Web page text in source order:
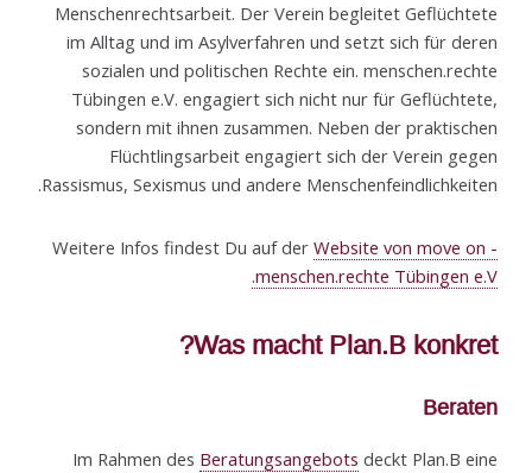
Menschenrechtsarbeit. Der Verein begleitet Geflüchtete
im Alltag und im Asylverfahren und setzt sich für deren
sozialen und politischen Rechte ein. menschen.rechte
Tübingen e.V. engagiert sich nicht nur für Geflüchtete,
sondern mit ihnen zusammen. Neben der praktischen
Flüchtlingsarbeit engagiert sich der Verein gegen
Rassismus, Sexismus und andere Menschenfeindlichkeiten.
Weitere Infos findest Du auf der Website von move on -
menschen.rechte Tübingen e.V.
Was macht Plan.B konkret?
Beraten
Im Rahmen des Beratungsangebots deckt Plan.B eine